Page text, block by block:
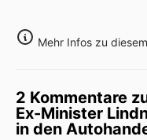
Mehr Infos zu
2 Kommentare
Ex-Minister
in den